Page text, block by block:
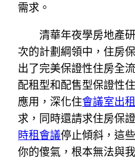
需求。
清華年夜學房地產
次的計劃綱領中，住房
出了完美保證性住房全
配租型和配售型保證性
應用，深化住會議室出租
求，同時還請求住房保
時租會議停止傾斜，這
你的傻氣，根本無法與